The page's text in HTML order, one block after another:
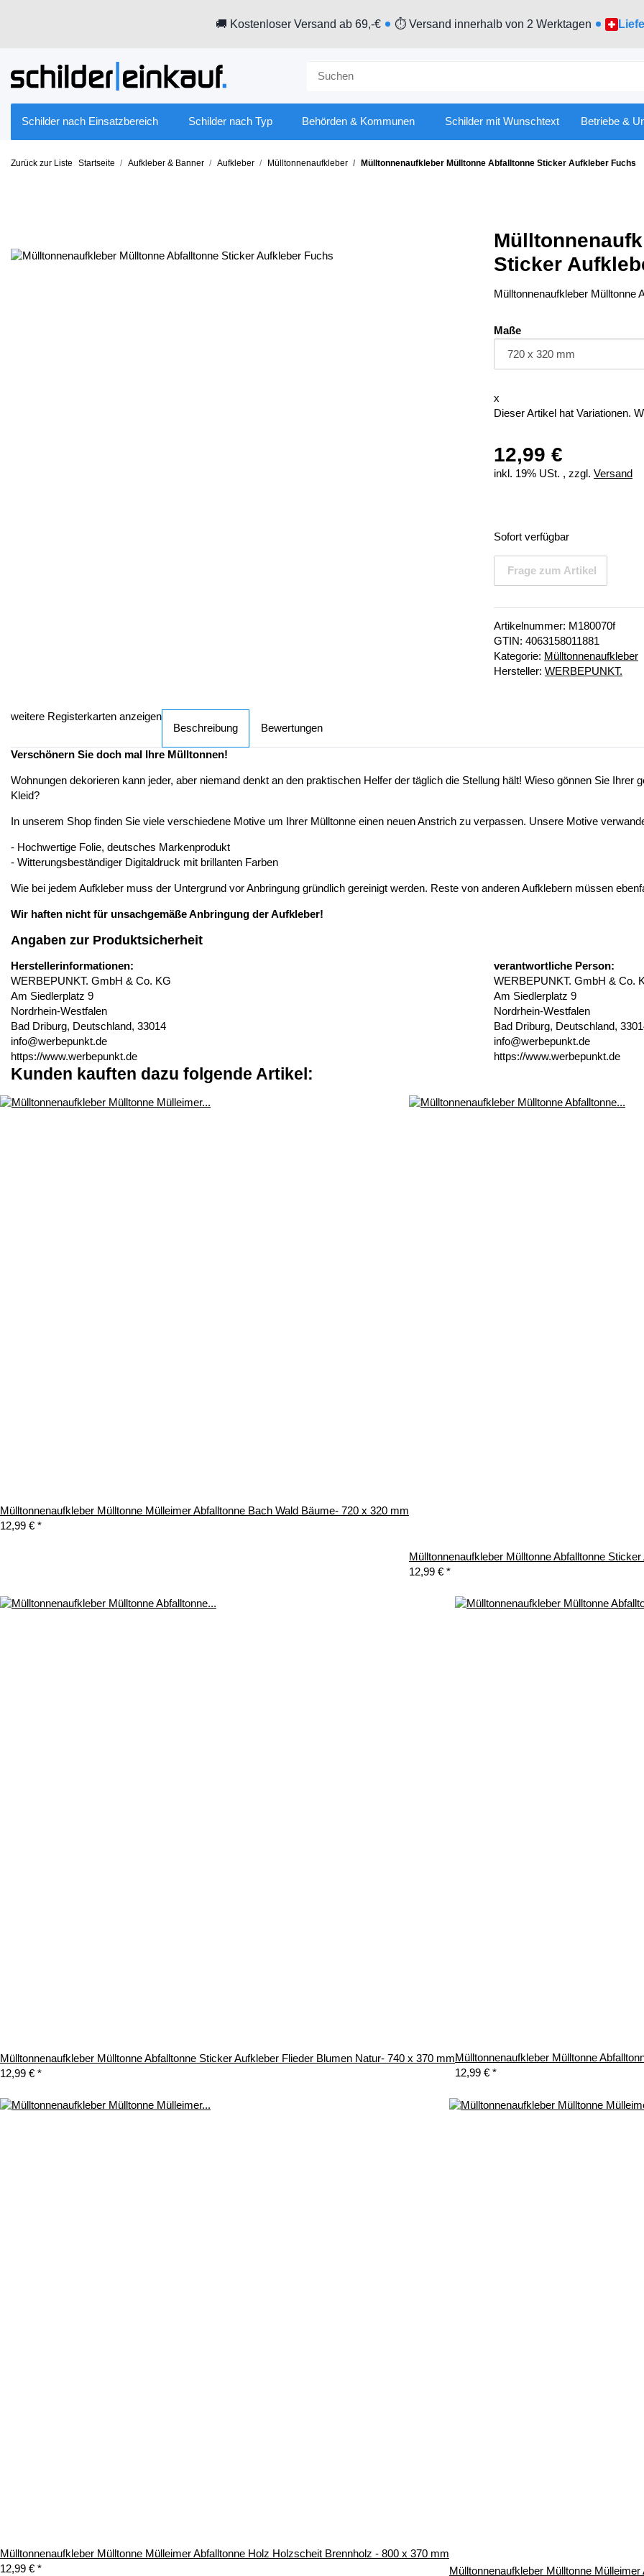
🚚 Kostenloser Versand ab 69,-€ ⏱ Versand innerhalb von 2 Werktagen
Schilder nach Einsatzbereich Schilder nach Typ Behörden & Kommunen Schilder mit Wunschtext Betriebe &
Zurück zur Liste Startseite Aufkleber & Banner Aufkleber Mülltonnenaufkleber Mülltonnenaufkleber Mülltonne Abfalltonne Sticker Aufkleber Fuchs
Sticker
Mülltonnenaufkleber Mülltonne
Maße
x
Dieser Artikel hat Variationen.
12,99 €
inkl. 19% USt. , zzgl. Versand
Sofort verfügbar
Frage zum Artikel
Artikelnummer: M180070f
GTIN: 4063158011881
Kategorie: Mülltonnenaufkleber
Hersteller: WERBEPUNKT.
weitere Registerkarten anzeigen
Beschreibung
Bewertungen
Verschönern Sie doch mal Ihre Mülltonnen!
Wohnungen dekorieren kann jeder, aber niemand denkt an den praktischen Helfer der täglich die Stellung hält! Wieso gönnen Sie Ihrer
Kleid?
In unserem Shop finden Sie viele verschiedene Motive um Ihrer Mülltonne einen neuen Anstrich zu verpassen. Unsere Motive
- Hochwertige Folie, deutsches Markenprodukt
- Witterungsbeständiger Digitaldruck mit brillanten Farben
Wie bei jedem Aufkleber muss der Untergrund vor Anbringung gründlich gereinigt werden. Reste von anderen Aufklebern müssen
Wir haften nicht für unsachgemäße Anbringung der Aufkleber!
Angaben zur Produktsicherheit
Herstellerinformationen:
WERBEPUNKT. GmbH & Co. KG
Am Siedlerplatz 9
Nordrhein-Westfalen
Bad Driburg, Deutschland, 33014
info@werbepunkt.de
https://www.werbepunkt.de
verantwortliche Person:
WERBEPUNKT. GmbH & Co.
Am Siedlerplatz 9
Nordrhein-Westfalen
Bad Driburg, Deutschland,
info@werbepunkt.de
https://www.werbepunkt.de
Kunden kauften dazu folgende Artikel:
Mülltonnenaufkleber Mülltonne Mülleimer Abfalltonne Bach Wald Bäume- 720 x 320 mm
12,99 € *
Mülltonnenaufkleber Mülltonne Abfalltonne
12,99 € *
Mülltonnenaufkleber Mülltonne Abfalltonne Sticker Aufkleber Flieder Blumen Natur- 740 x 370 mm
12,99 € *
Mülltonnenaufkleber Mülltonne
12,99 € *
Mülltonnenaufkleber Mülltonne Mülleimer Abfalltonne Holz Holzscheit Brennholz - 800 x 370 mm
12,99 € * Mülltonnenaufkleber Mülltonne